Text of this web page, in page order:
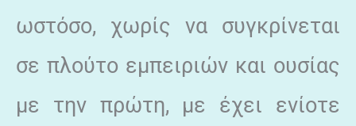
ωστόσο, χωρίς να συγκρίνεται
σε πλούτο εμπειριών και ουσίας
με την πρώτη, με έχει ενίοτε